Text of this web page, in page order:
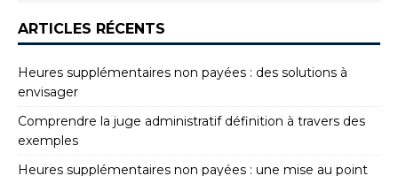
ARTICLES RÉCENTS
Heures supplémentaires non payées : des solutions à
envisager
Comprendre la juge administratif définition à travers des
exemples
Heures supplémentaires non payées : une mise au point